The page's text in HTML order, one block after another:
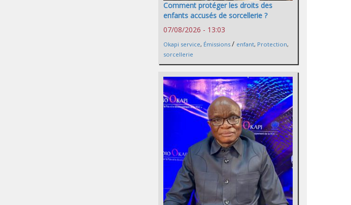
Comment protéger les droits des
enfants accusés de sorcellerie ?
07/08/2026 - 13:03
Okapi service, Émissions / enfant, Protection,
sorcellerie